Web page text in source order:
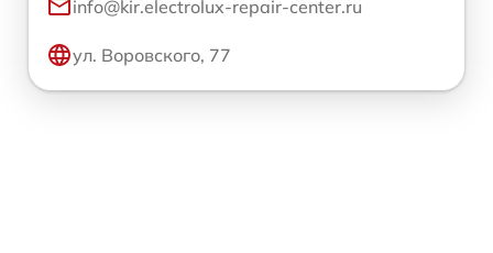
info@kir.electrolux-repair-center.ru
ул. Воровского, 77